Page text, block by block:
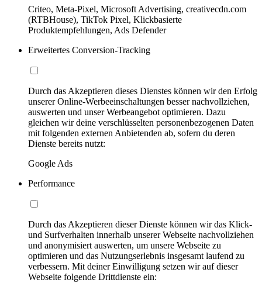
Criteo, Meta-Pixel, Microsoft Advertising, creativecdn.com
(RTBHouse), TikTok Pixel, Klickbasierte
Produktempfehlungen, Ads Defender
Erweitertes Conversion-Tracking
Durch das Akzeptieren dieses Dienstes können wir den Erfolg
unserer Online-Werbeeinschaltungen besser nachvollziehen,
auswerten und unser Werbeangebot optimieren. Dazu
gleichen wir deine verschlüsselten personenbezogenen Daten
mit folgenden externen Anbietenden ab, sofern du deren
Dienste bereits nutzt:
Google Ads
Performance
Durch das Akzeptieren dieser Dienste können wir das Klick-
und Surfverhalten innerhalb unserer Webseite nachvollziehen
und anonymisiert auswerten, um unsere Webseite zu
optimieren und das Nutzungserlebnis insgesamt laufend zu
verbessern. Mit deiner Einwilligung setzen wir auf dieser
Webseite folgende Drittdienste ein: